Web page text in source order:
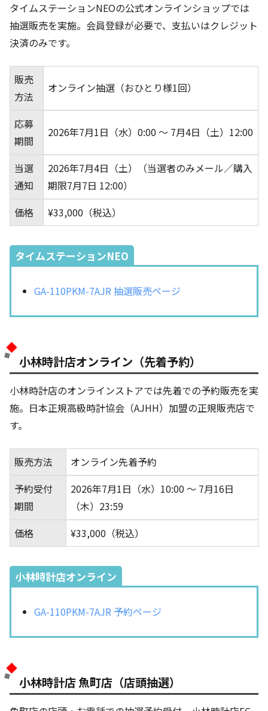
タイムステーションNEOの公式オンラインショップでは
抽選販売を実施。会員登録が必要で、支払いはクレジット
決済のみです。
販売
方法
オンライン抽選（おひとり様1回）
応募
期間
2026年7月1日（水）0:00 ～ 7月4日（土）12:00
当選
通知
2026年7月4日（土）（当選者のみメール／購入
期限7月7日 12:00）
価格
¥33,000（税込）
タイムステーションNEO
GA-110PKM-7AJR 抽選販売ページ
小林時計店オンライン（先着予約）
小林時計店のオンラインストアでは先着での予約販売を実
施。日本正規高級時計協会（AJHH）加盟の正規販売店で
す。
販売方法
オンライン先着予約
予約受付
期間
2026年7月1日（水）10:00 ～ 7月16日
（木）23:59
価格
¥33,000（税込）
小林時計店オンライン
GA-110PKM-7AJR 予約ページ
小林時計店 魚町店（店頭抽選）